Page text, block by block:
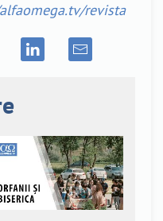
revista